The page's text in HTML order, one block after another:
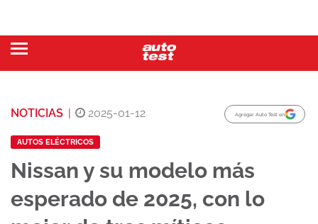
NOTICIAS | 2025-01-12 Agregar Auto Test en
AUTOS ELÉCTRICOS
Nissan y su modelo más
esperado de 2025, con lo